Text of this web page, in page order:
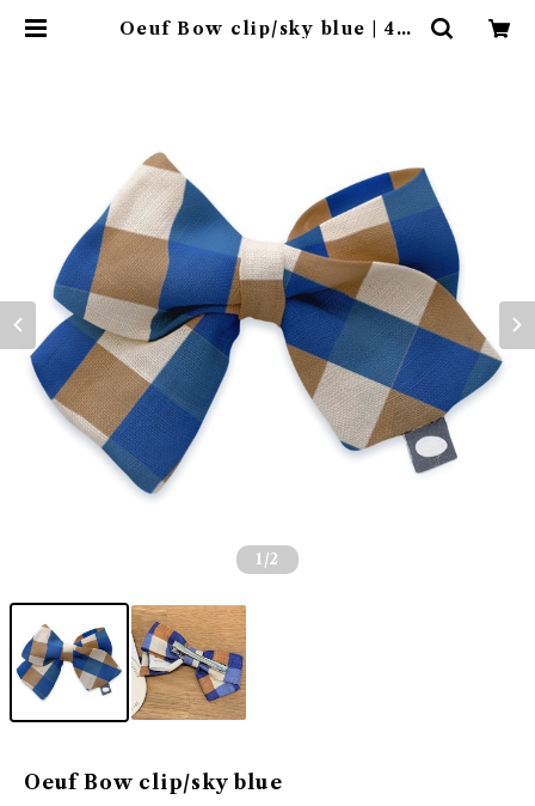
Oeuf Bow clip/sky blue | 4cl
1 /2
Oeuf Bow clip/sky blue